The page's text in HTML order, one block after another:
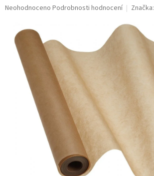
Průměrné
produktu
hvězdiček.
Neohodnoceno Podrobnosti hodnocení Značka: